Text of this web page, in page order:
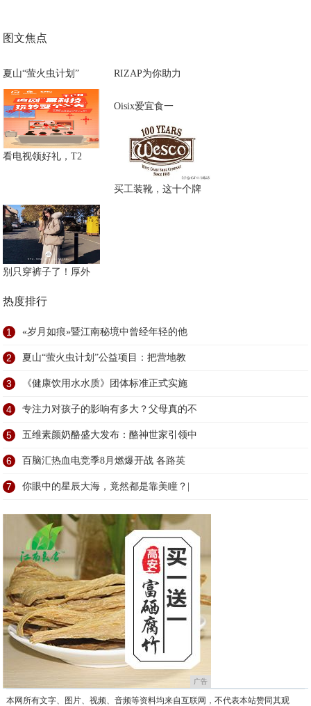
图文焦点
夏山“萤火虫计划” RIZAP为你助力
看电视领好礼，T2
Oisix爱宜食一
买工装靴，这十个牌
别只穿裤子了！厚外
热度排行
1 «岁月如痕»暨江南秘境中曾经年轻的他
2 夏山“萤火虫计划”公益项目：把营地教
3 《健康饮用水水质》团体标准正式实施
4 专注力对孩子的影响有多大？父母真的不
5 五维素颜奶酪盛大发布：酪神世家引领中
6 百脑汇热血电竞季8月燃爆开战 各路英
7 你眼中的星辰大海，竟然都是靠美瞳？|
广告
本网所有文字、图片、视频、音频等资料均来自互联网，不代表本站赞同其观